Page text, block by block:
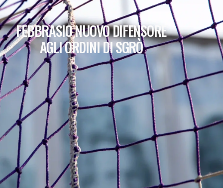
FEBBRASIO NUOVO DIFENSORE
AGLI ORDINI DI SGRÒ